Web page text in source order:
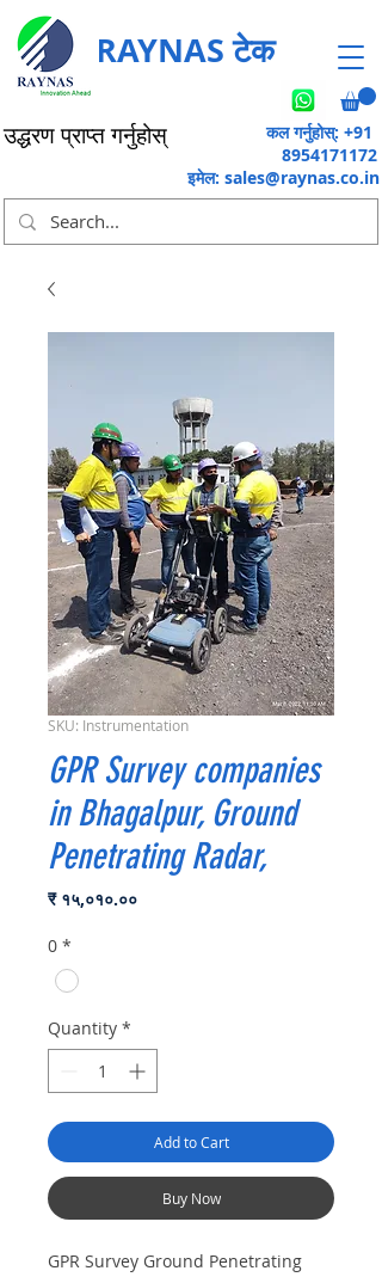
उद्धरण प्राप्त गर्नुहोस्
RAYNAS टेक
कल गर्नुहोस्: +91
8954171172
इमेल: sales@raynas.co.in
SKU: Instrumentation
GPR Survey companies
in Bhagalpur, Ground
Penetrating Radar,
₹ १५,०१०.००Price
0 *
Quantity *
Add to Cart
Buy Now
GPR Survey Ground Penetrating